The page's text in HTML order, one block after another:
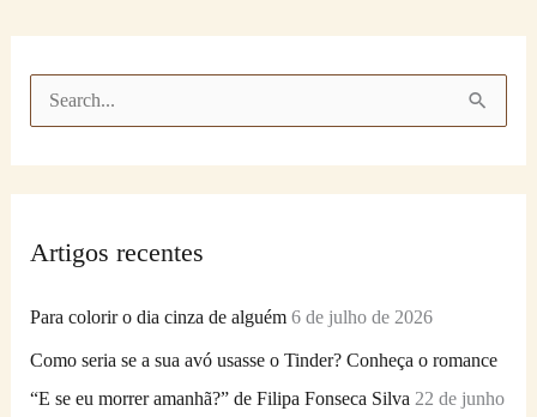
u
Artigos recentes
Para colorir o dia cinza de alguém 6 de julho de 2026
Como seria se a sua avó usasse o Tinder? Conheça o romance
“E se eu morrer amanhã?” de Filipa Fonseca Silva 22 de junho